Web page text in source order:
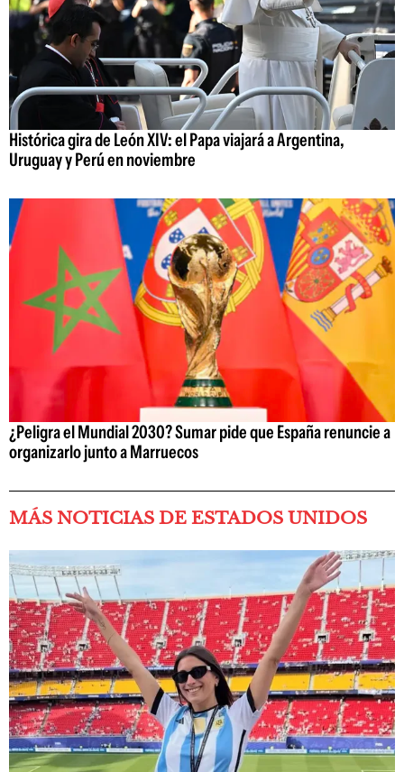
Histórica gira de León XIV: el Papa viajará a Argentina,
Uruguay y Perú en noviembre
¿Peligra el Mundial 2030? Sumar pide que España renuncie a
organizarlo junto a Marruecos
MÁS NOTICIAS DE ESTADOS UNIDOS